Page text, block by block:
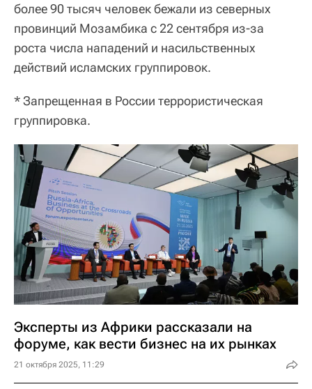
более 90 тысяч человек бежали из северных
провинций Мозамбика с 22 сентября из-за
роста числа нападений и насильственных
действий исламских группировок.
* Запрещенная в России террористическая
группировка.
Эксперты из Африки рассказали на
форуме, как вести бизнес на их рынках
21 октября 2025, 11:29